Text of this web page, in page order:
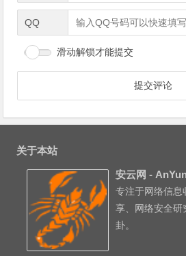
QQ
滑动解锁才能提交
关于本站
安云网 -
专注于网络信息
享、网络安全研
卦。